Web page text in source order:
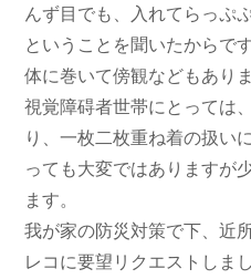
んず目でも、入れてらっぷ
ということを聞いたからで
体に巻いて傍観などもあり
視覚障碍者世帯にとっては
り、一枚二枚重ね着の扱い
っても大変ではありますが
ます。
我が家の防災対策で下、近
レコに要望リクエストしま